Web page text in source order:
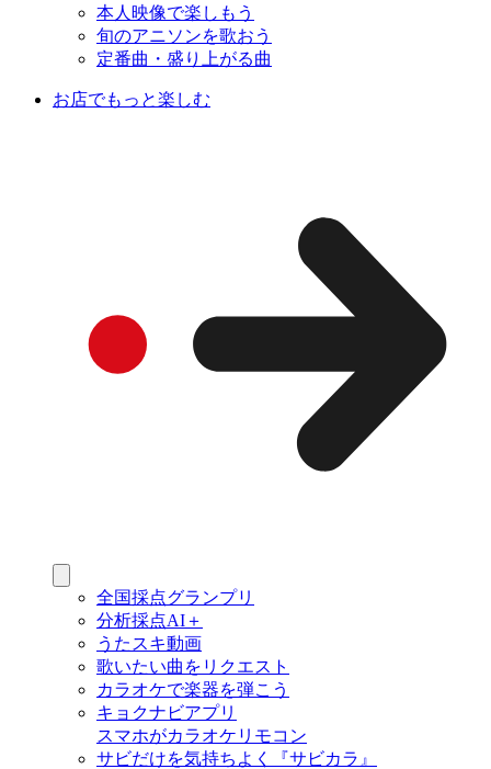
本人映像で楽しもう
旬のアニソンを歌おう
定番曲・盛り上がる曲
お店でもっと楽しむ
全国採点グランプリ
分析採点AI＋
うたスキ動画
歌いたい曲をリクエスト
カラオケで楽器を弾こう
キョクナビアプリ
スマホがカラオケリモコン
サビだけを気持ちよく『サビカラ』